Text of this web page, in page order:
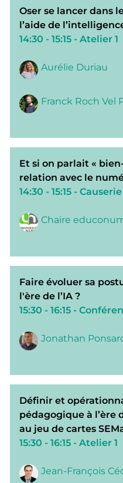
Oser se lancer dans
l’aide de
14:30 - 15:15 - Atelier 1
Aurélie Duriau
Franck Roch Vel
Et si on parlait «
relation avec le
14:30 - 15:15 - Causerie
Chaire
Faire évoluer sa
l'ère de l’IA ?
15:30 - 16:15 -
Jonathan
Définir et
pédagogique à l’ère
au jeu de cartes
15:30 - 16:15 - Atelier 1
Jean-François